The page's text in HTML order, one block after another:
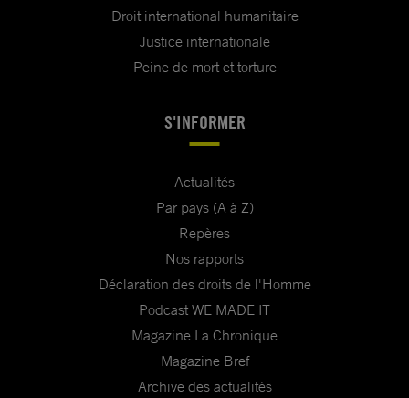
Droit international humanitaire
Justice internationale
Peine de mort et torture
S'INFORMER
Actualités
Par pays (A à Z)
Repères
Nos rapports
Déclaration des droits de l'Homme
Podcast WE MADE IT
Magazine La Chronique
Magazine Bref
Archive des actualités